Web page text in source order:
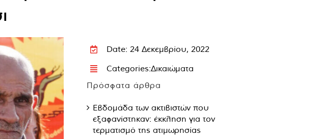
Date: 24 Δεκεμβρίου, 2022
Categories:Δικαιώματα
Πρόσφατα άρθρα
Εβδομάδα των ακτιβιστών που
εξαφανίστηκαν: έκκληση για τον
τερματισμό της ατιμωρησίας